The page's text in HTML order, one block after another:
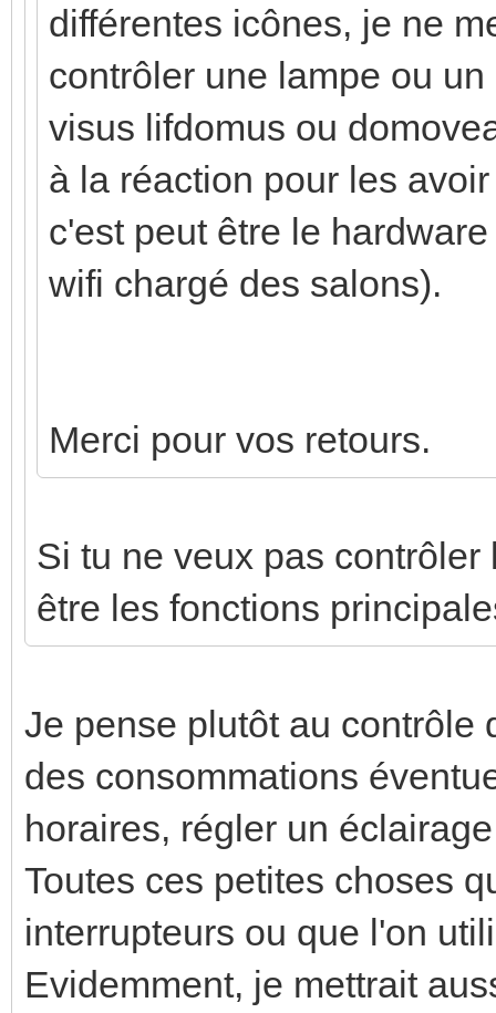
différentes icônes, je ne
contrôler une lampe ou
visus lifdomus ou
à la réaction pour les
c'est peut être le
wifi chargé des salons).
Merci pour vos retours.
Si tu ne veux pas
être les fonctions
Je pense plutôt au contrôle
des consommations
horaires, régler un
Toutes ces petites choses
interrupteurs ou que l'on
Evidemment, je mettrait